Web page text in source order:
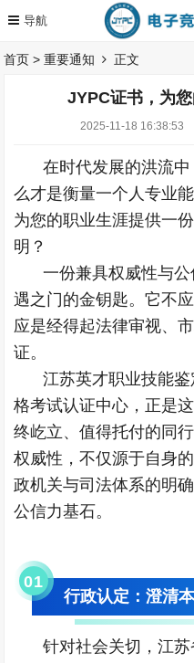
首页 >重要通知 正文
JYPC证书，为
2025-11-18 16:38:53
在时代发展的洪流
么才是衡量一个人专业
为您的职业生涯提供一
明？
一份兼具权威性与
遇之门的金钥匙。它不
应是经得起法律审视、
证。
江苏英才职业技能
格考试认证中心，正是
终屹立、值得托付的同
权威性，不仅源于自身
政机关与司法体系的明
公信力基石。
01
行政认定：澄清
针对社会关切，江